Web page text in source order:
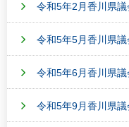
令和5年2月香川県
令和5年5月香川県
令和5年6月香川県
令和5年9月香川県